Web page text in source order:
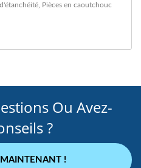
Pièces en caoutchouc
Ou Avez-
?
!